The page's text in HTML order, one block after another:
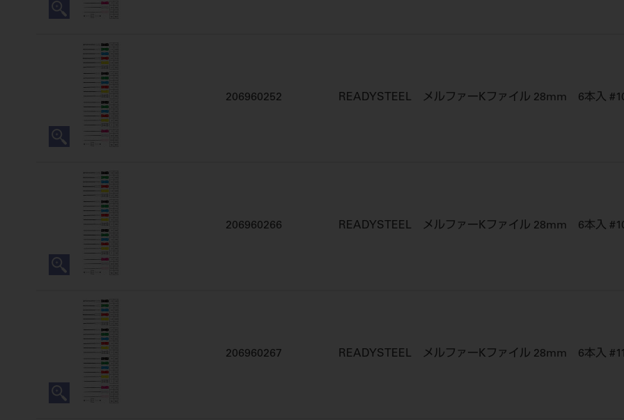
206960252 READYSTEEL メルファーKファイル 28mm 6本入
206960266 READYSTEEL メルファーKファイル 28mm 6本入
206960267 READYSTEEL メルファーKファイル 28mm 6本入